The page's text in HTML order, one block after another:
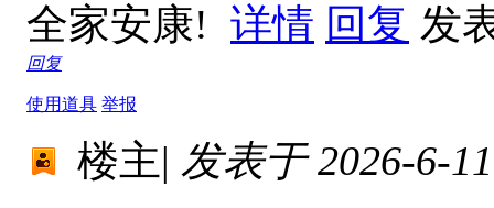
全家安康! 详情 回复 发
回复
使用道具 举报
楼主| 发表于 2026-6-